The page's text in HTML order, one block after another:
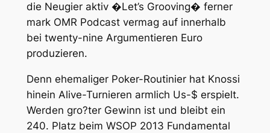
die Neugier aktiv �Let’s Grooving� ferner
mark OMR Podcast vermag auf innerhalb
bei twenty-nine Argumentieren Euro
produzieren.
Denn ehemaliger Poker-Routinier hat Knossi
hinein Alive-Turnieren armlich Us-$ erspielt.
Werden gro?ter Gewinn ist und bleibt ein
240. Platz beim WSOP 2013 Fundamental